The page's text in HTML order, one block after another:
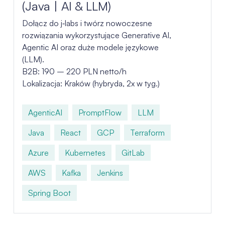
(Java | AI & LLM)
Dołącz do j‑labs i twórz nowoczesne
rozwiązania wykorzystujące Generative AI,
Agentic AI oraz duże modele językowe
(LLM).
B2B: 190 – 220 PLN netto/h
Lokalizacja: Kraków (hybryda, 2x w tyg.)
AgenticAI PromptFlow
LLM
Java
React GCP
Terraform
Azure
Kubernetes
GitLab
AWS
Kafka
Jenkins
Spring Boot